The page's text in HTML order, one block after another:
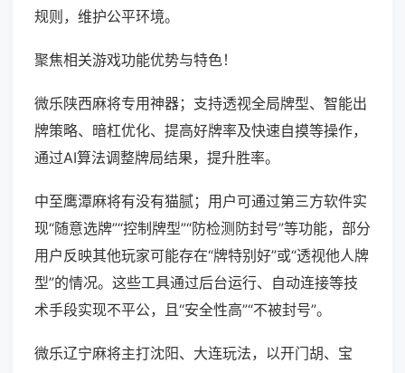
规则，维护公平环境。
聚焦相关游戏功能优势与特色！
微乐陕西麻将专用神器；支持透视全局牌型、智能出
牌策略、暗杠优化、提高好牌率及快速自摸等操作，
通过AI算法调整牌局结果，提升胜率。
中至鹰潭麻将有没有猫腻；用户可通过第三方软件实
现“随意选牌”“控制牌型”“防检测防封号”等功能，部分
用户反映其他玩家可能存在“牌特别好”或“透视他人牌
型”的情况。这些工具通过后台运行、自动连接等技
术手段实现不平公，且“安全性高”“不被封号”。
微乐辽宁麻将主打沈阳、大连玩法，以开门胡、宝